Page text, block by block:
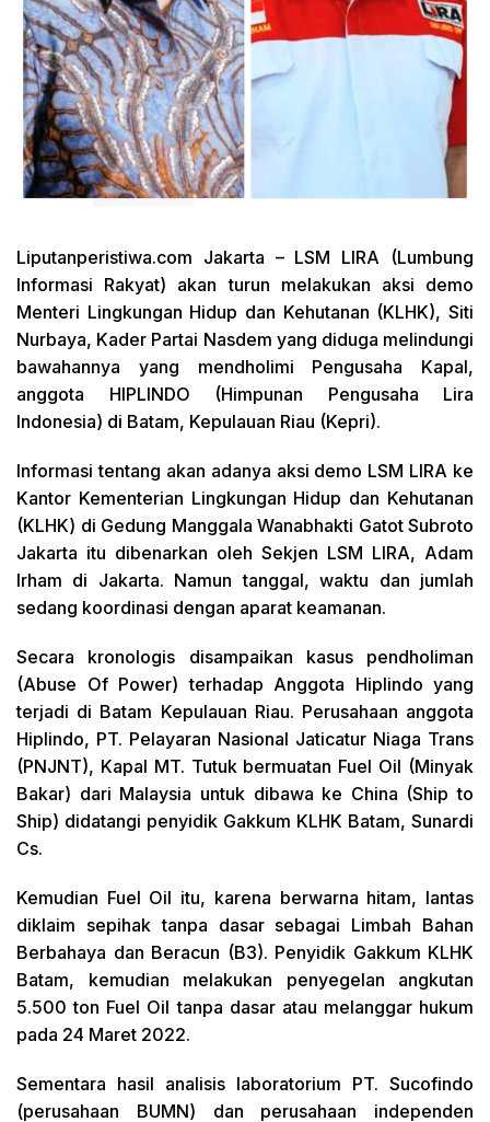
Liputanperistiwa.com Jakarta – LSM LIRA (Lumbung
Informasi Rakyat) akan turun melakukan aksi demo
Menteri Lingkungan Hidup dan Kehutanan (KLHK), Siti
Nurbaya, Kader Partai Nasdem yang diduga melindungi
bawahannya yang mendholimi Pengusaha Kapal,
anggota HIPLINDO (Himpunan Pengusaha Lira
Indonesia) di Batam, Kepulauan Riau (Kepri).
Informasi tentang akan adanya aksi demo LSM LIRA ke
Kantor Kementerian Lingkungan Hidup dan Kehutanan
(KLHK) di Gedung Manggala Wanabhakti Gatot Subroto
Jakarta itu dibenarkan oleh Sekjen LSM LIRA, Adam
Irham di Jakarta. Namun tanggal, waktu dan jumlah
sedang koordinasi dengan aparat keamanan.
Secara kronologis disampaikan kasus pendholiman
(Abuse Of Power) terhadap Anggota Hiplindo yang
terjadi di Batam Kepulauan Riau. Perusahaan anggota
Hiplindo, PT. Pelayaran Nasional Jaticatur Niaga Trans
(PNJNT), Kapal MT. Tutuk bermuatan Fuel Oil (Minyak
Bakar) dari Malaysia untuk dibawa ke China (Ship to
Ship) didatangi penyidik Gakkum KLHK Batam, Sunardi
Cs.
Kemudian Fuel Oil itu, karena berwarna hitam, lantas
diklaim sepihak tanpa dasar sebagai Limbah Bahan
Berbahaya dan Beracun (B3). Penyidik Gakkum KLHK
Batam, kemudian melakukan penyegelan angkutan
5.500 ton Fuel Oil tanpa dasar atau melanggar hukum
pada 24 Maret 2022.
Sementara hasil analisis laboratorium PT. Sucofindo
(perusahaan BUMN) dan perusahaan independen